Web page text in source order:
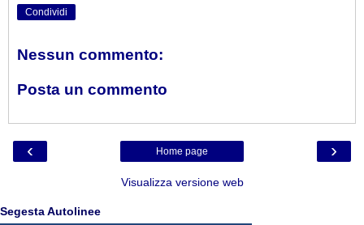
Condividi
Nessun commento:
Posta un commento
‹ ›
Home page
Visualizza versione web
Segesta Autolinee